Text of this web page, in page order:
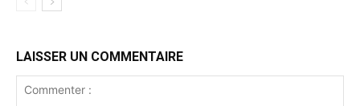
LAISSER UN COMMENTAIRE